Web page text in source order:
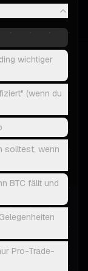
wichtiger
(wenn du
solltest, wenn
BTC fällt und
Pro-Trade-